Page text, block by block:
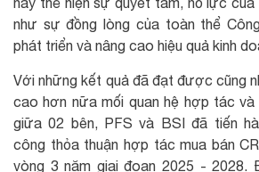
như sự đồng lòng của toàn thể
phát triển và nâng cao hiệu quả kinh
Với những kết quả đã đạt được cũng
cao hơn nữa mối quan hệ hợp tác
giữa 02 bên, PFS và BSI đã tiến
công thỏa thuận hợp tác mua bán
vòng 3 năm giai đoạn 2025 - 2028.